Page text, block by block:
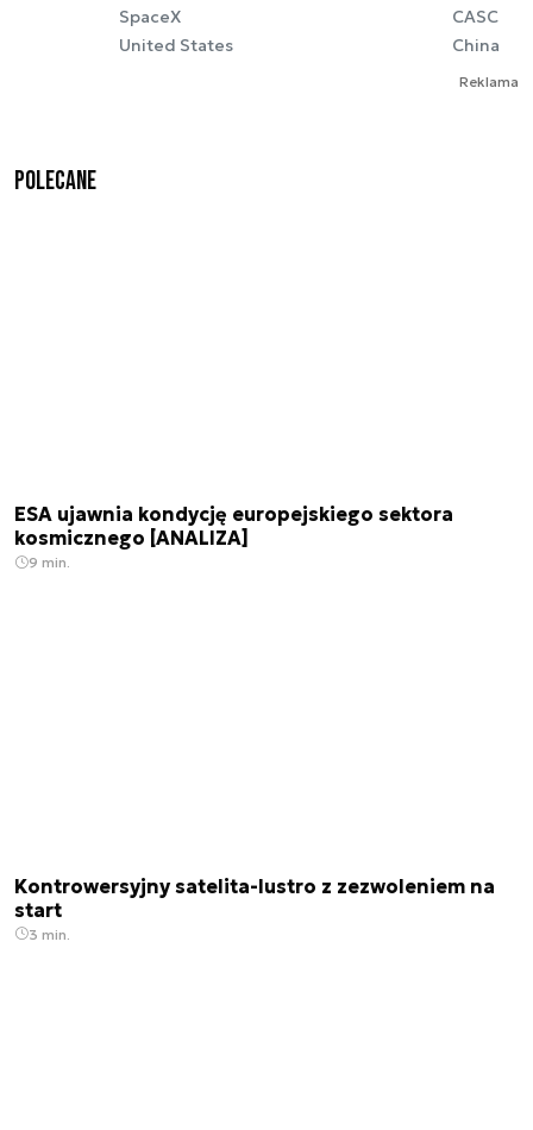
SpaceX
United States
CASC
China
Reklama
Polecane
ESA ujawnia kondycję europejskiego sektora
kosmicznego [ANALIZA]
9 min.
Kontrowersyjny satelita-lustro z zezwoleniem na
start
3 min.